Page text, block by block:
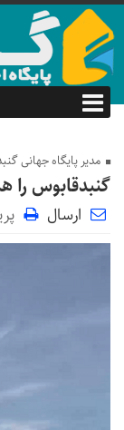
مدیر پایگاه جهانی
گنبدقابوس را
ارسال